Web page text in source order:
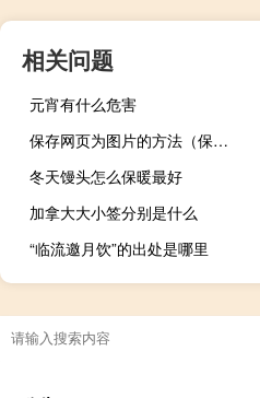
相关问题
元宵有什么危害
保存网页为图片的方法（保存网页为图片）
冬天馒头怎么保暖最好
加拿大大小签分别是什么
“临流邀月饮”的出处是哪里